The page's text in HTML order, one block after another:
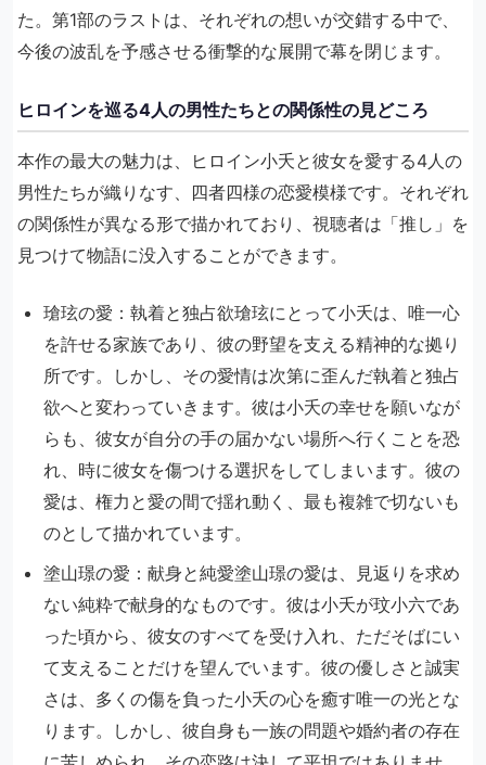
た。第1部のラストは、それぞれの想いが交錯する中で、
今後の波乱を予感させる衝撃的な展開で幕を閉じます。
ヒロインを巡る4人の男性たちとの関係性の見どころ
本作の最大の魅力は、ヒロイン小夭と彼女を愛する4人の
男性たちが織りなす、四者四様の恋愛模様です。それぞれ
の関係性が異なる形で描かれており、視聴者は「推し」を
見つけて物語に没入することができます。
瑲玹の愛：執着と独占欲瑲玹にとって小夭は、唯一心
を許せる家族であり、彼の野望を支える精神的な拠り
所です。しかし、その愛情は次第に歪んだ執着と独占
欲へと変わっていきます。彼は小夭の幸せを願いなが
らも、彼女が自分の手の届かない場所へ行くことを恐
れ、時に彼女を傷つける選択をしてしまいます。彼の
愛は、権力と愛の間で揺れ動く、最も複雑で切ないも
のとして描かれています。
塗山璟の愛：献身と純愛塗山璟の愛は、見返りを求め
ない純粋で献身的なものです。彼は小夭が玟小六であ
った頃から、彼女のすべてを受け入れ、ただそばにい
て支えることだけを望んでいます。彼の優しさと誠実
さは、多くの傷を負った小夭の心を癒す唯一の光とな
ります。しかし、彼自身も一族の問題や婚約者の存在